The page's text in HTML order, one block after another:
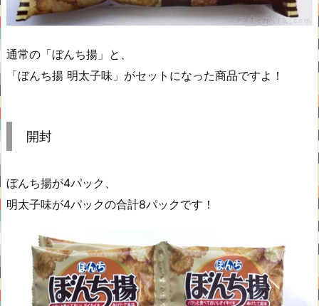
通常の「ぼんち揚」と、
「ぼんち揚 明太子味」がセットになった商品ですよ！
開封
ぼんち揚が4パック、
明太子味が4パックの合計8パックです！